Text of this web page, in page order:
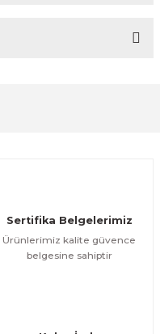
açıklamalarında ve
olmalı.
Sertifika Belgelerimiz
Ürünlerimiz kalite güvence
belgesine sahiptir